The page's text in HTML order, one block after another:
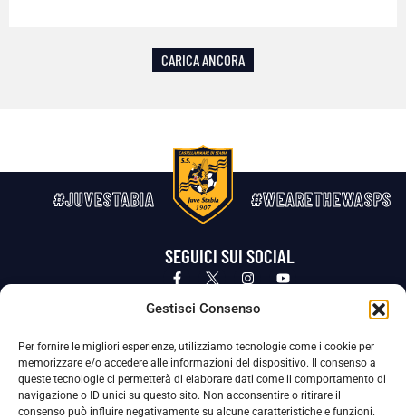
Gestisci Consenso
Per fornire le migliori esperienze, utilizziamo tecnologie come i cookie per
memorizzare e/o accedere alle informazioni del dispositivo. Il consenso a
queste tecnologie ci permetterà di elaborare dati come il comportamento di
navigazione o ID unici su questo sito. Non acconsentire o ritirare il
consenso può influire negativamente su alcune caratteristiche e funzioni.
CARICA ANCORA
#JUVESTABIA #WEARETHEWASPS
SEGUICI SUI SOCIAL
Privacy Policy Cookie Policy
La Società ha nominato il Responsabile della Protezione dei Dati Personali (DPO), figura specializzata che vigila sulle modalità
adottate dalla nostra Società per tutelare i Suoi dati personali.
Per contattare il DPO può scrivere a